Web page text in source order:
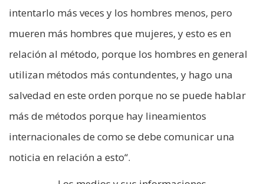
intentarlo más veces y los hombres menos, pero
mueren más hombres que mujeres, y esto es en
relación al método, porque los hombres en general
utilizan métodos más contundentes, y hago una
salvedad en este orden porque no se puede hablar
más de métodos porque hay lineamientos
internacionales de como se debe comunicar una
noticia en relación a esto“.